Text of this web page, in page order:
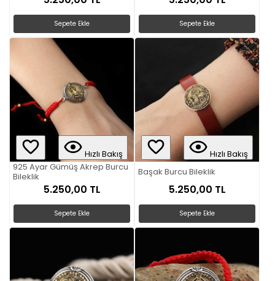
Sepete Ekle Sepete Ekle
Hızlı Bakış
925 Ayar Gümüş Akrep Burcu
Bileklik
5.250,00 TL
Sepete Ekle
Hızlı Bakış
Başak Burcu Bileklik
5.250,00 TL
Sepete Ekle